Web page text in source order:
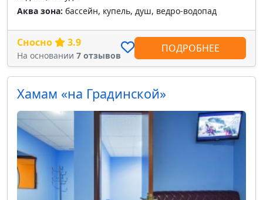
Аква зона: бассейн, купель, душ, ведро-водопад
Сносно 3.9
На основании 7 отзывов
ПОДРОБНЕЕ
Хамам «на Градинской»